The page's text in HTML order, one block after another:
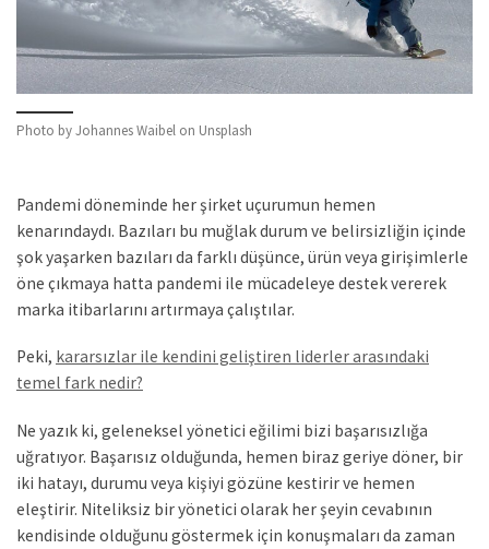
Photo by Johannes Waibel on Unsplash
Pandemi döneminde her şirket uçurumun hemen
kenarındaydı. Bazıları bu muğlak durum ve belirsizliğin içinde
şok yaşarken bazıları da farklı düşünce, ürün veya girişimlerle
öne çıkmaya hatta pandemi ile mücadeleye destek vererek
marka itibarlarını artırmaya çalıştılar.
Peki, kararsızlar ile kendini geliştiren liderler arasındaki
temel fark nedir?
Ne yazık ki, geleneksel yönetici eğilimi bizi başarısızlığa
uğratıyor. Başarısız olduğunda, hemen biraz geriye döner, bir
iki hatayı, durumu veya kişiyi gözüne kestirir ve hemen
eleştirir. Niteliksiz bir yönetici olarak her şeyin cevabının
kendisinde olduğunu göstermek için konuşmaları da zaman